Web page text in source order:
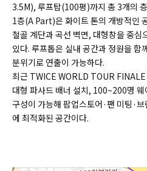
3.5M), 루프탑(100평)까지 총 3개의
1층(A Part)은 화이트 톤의 개방적인
철골 계단과 곡선 벽면, 대형창을 중심
있다. 루프톱은 실내 공간과 정원을 함
분위기로 연출이 가능하다.
최근 TWICE WORLD TOUR
대형 파사드 배너 설치, 100~200명
구성이 가능해 팝업스토어·팬 미팅·
에 최적화된 공간이다.